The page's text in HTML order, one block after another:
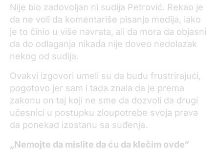
Nije bio zadovoljan ni sudija Petrović. Rekao je
da ne voli da komentariše pisanja medija, iako
je to činio u više navrata, ali da mora da objasni
da do odlaganja nikada nije doveo nedolazak
nekog od sudija.
Ovakvi izgovori umeli su da budu frustrirajući,
pogotovo jer sam i tada znala da je prema
zakonu on taj koji ne sme da dozvoli da drugi
učesnici u postupku zloupotrebe svoja prava
da ponekad izostanu sa suđenja.
„Nemojte da mislite da ću da klečim ovde“